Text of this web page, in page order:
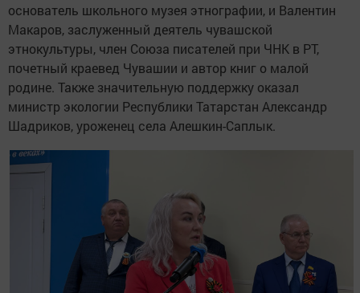
основатель школьного музея этнографии, и Валентин
Макаров, заслуженный деятель чувашской
этнокультуры, член Союза писателей при ЧНК в РТ,
почетный краевед Чувашии и автор книг о малой
родине. Также значительную поддержку оказал
министр экологии Республики Татарстан Александр
Шадриков, уроженец села Алешкин-Саплык.